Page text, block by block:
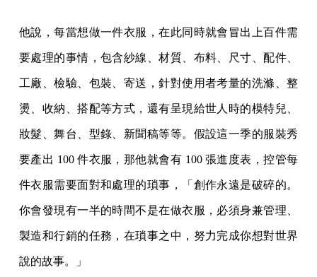
他說，每當想做一件衣服，在此同時就會冒出上百件需
要處理的事情，包含紗線、材質、布料、尺寸、配件、
工廠、檢驗、包裝、寄送，針對使用者考量的洗滌、整
燙、收納、搭配等方式，還有呈現給世人時的模特兒、
妝髮、舞台、型錄、新聞稿等等。假設這一季的服裝秀
要產出 100 件衣服，那他就會有 100 張進度表，控管每
件衣服需要面對和處理的瑣事，「創作永遠是破碎的。
你會發現有一半的時間不是在做衣服，必須身兼管理、
製造和行銷的任務，在瑣事之中，努力完成你想對世界
說的故事。」